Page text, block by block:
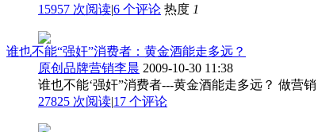
15957 次阅读|6 个评论 热度 1
谁也不能“强奸”消费者：黄金酒能走多远？
原创品牌营销李晨 2009-10-30 11:38
谁也不能‘强奸”消费者---黄金酒能走多远？ 做营
27825 次阅读|17 个评论